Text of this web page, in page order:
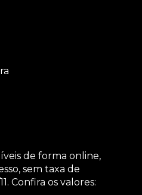
de forma online,
sem taxa de
Confira os valores: